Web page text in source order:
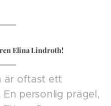
Elina Lindroth!
är oftast ett
personlig prägel,